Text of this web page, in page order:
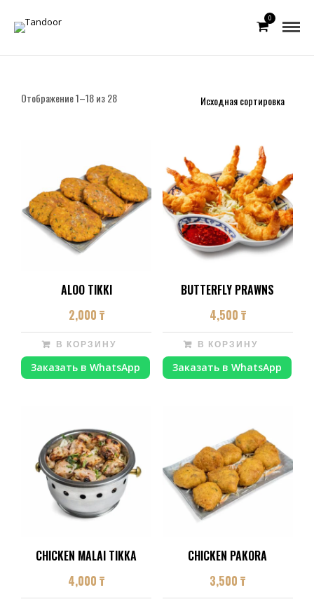
0
Отображение 1–18 из 28
ALOO TIKKI
2,000 ₸
В КОРЗИНУ
Заказать в WhatsApp
BUTTERFLY PRAWNS
4,500 ₸
В КОРЗИНУ
Заказать в WhatsApp
CHICKEN MALAI TIKKA
4,000₸
CHICKEN PAKORA
3,500₸